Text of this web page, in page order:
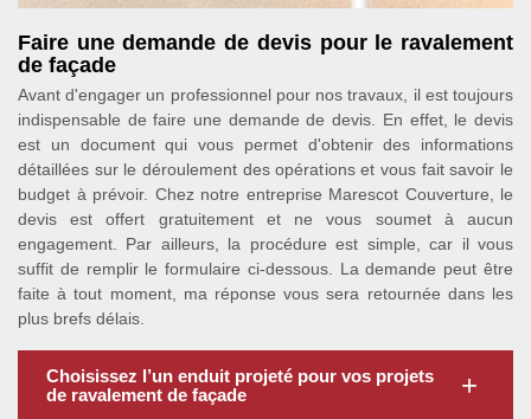
Faire une demande de devis pour le ravalement
de façade
Avant d'engager un professionnel pour nos travaux, il est toujours
indispensable de faire une demande de devis. En effet, le devis
est un document qui vous permet d'obtenir des informations
détaillées sur le déroulement des opérations et vous fait savoir le
budget à prévoir. Chez notre entreprise Marescot Couverture, le
devis est offert gratuitement et ne vous soumet à aucun
engagement. Par ailleurs, la procédure est simple, car il vous
suffit de remplir le formulaire ci-dessous. La demande peut être
faite à tout moment, ma réponse vous sera retournée dans les
plus brefs délais.
Choisissez l’un enduit projeté pour vos projets
de ravalement de façade